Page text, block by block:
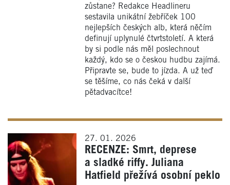
zůstane? Redakce Headlineru
sestavila unikátní žebříček 100
nejlepších českých alb, která něčím
definují uplynulé čtvrtstoletí. A která
by si podle nás měl poslechnout
každý, kdo se o českou hudbu zajímá.
Připravte se, bude to jízda. A už teď
se těšíme, co nás čeká v další
pětadvacítce!
27. 01. 2026
RECENZE: Smrt, deprese
a sladké riffy. Juliana
Hatfield přežívá osobní peklo